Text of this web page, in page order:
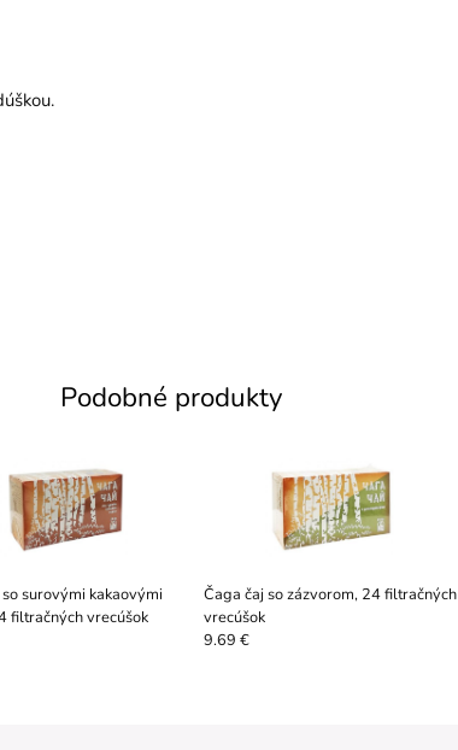
Podobné produkty
surovými kakaovými
filtračných vrecúšok
Čaga čaj so zázvorom, 24 filtračných
vrecúšok
9.69 €